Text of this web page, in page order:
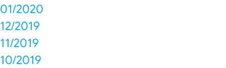
01/2020
12/2019
11/2019
10/2019